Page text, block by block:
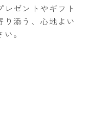
ゼントやギフト
り添う、心地よい
。